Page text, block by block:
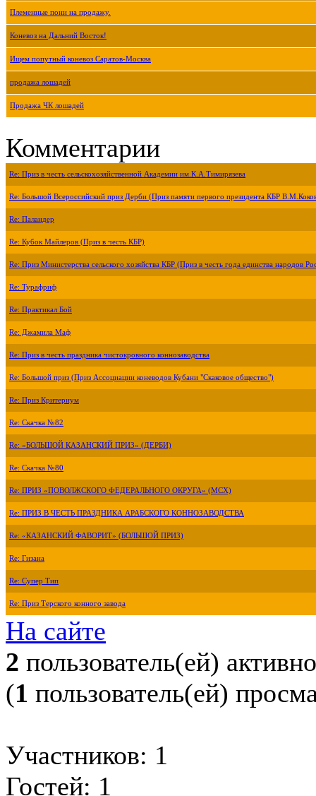
Племенные пони на продажу.
Коневоз на Дальний Восток!
Ищем попутный коневоз Саратов-Москва
продажа лошадей
Продажа ЧК лошадей
Комментарии
Re: Приз в честь сельскохозяйственной Академии им.К.А.Тимирязева
Re: Большой Всероссийский приз Дерби (Приз памяти первого президента КБР
Re: Паландер
Re: Кубок Майлеров (Приз в честь КБР)
Re: Приз Министерства сельского хозяйства КБР (Приз в честь года единства народов
Re: Турафриф
Re: Практикал Бой
Re: Джамила Маф
Re: Приз в честь праздника чистокровного коннозаводства
Re: Большой приз (Приз Ассоциации коневодов Кубани "Скаковое общество")
Re: Приз Критериум
Re: Скачка №82
Re: «БОЛЬШОЙ КАЗАНСКИЙ ПРИЗ» (ДЕРБИ)
Re: Скачка №80
Re: ПРИЗ «ПОВОЛЖСКОГО ФЕДЕРАЛЬНОГО ОКРУГА» (МСХ)
Re: ПРИЗ В ЧЕСТЬ ПРАЗДНИКА АРАБСКОГО КОННОЗАВОДСТВА
Re: «КАЗАНСКИЙ ФАВОРИТ» (БОЛЬШОЙ ПРИЗ)
Re: Гизана
Re: Супер Тип
Re: Приз Терского конного завода
На сайте
2 пользователь(ей) активно
(1 пользователь(ей)
Участников: 1
Гостей: 1